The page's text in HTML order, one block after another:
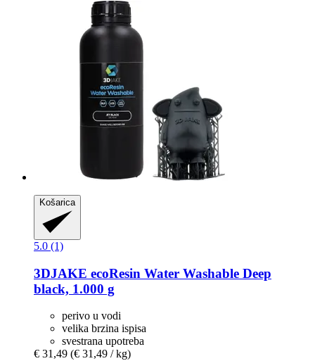
Košarica
5.0 (1)
3DJAKE ecoResin Water Washable Deep
black, 1.000 g
perivo u vodi
velika brzina ispisa
svestrana upotreba
€ 31,49 (€ 31,49 / kg)